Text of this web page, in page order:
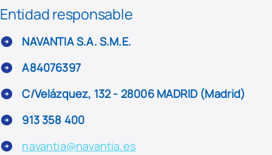
Entidad responsable
NAVANTIA S.A. S.M.E.
A84076397
C/Velázquez, 132 - 28006 MADRID (Madrid)
913 358 400
navantia@navantia.es